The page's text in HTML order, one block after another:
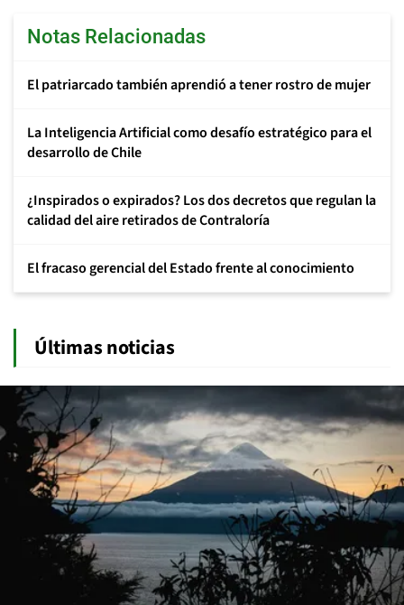
Notas Relacionadas
El patriarcado también aprendió a tener rostro de mujer
La Inteligencia Artificial como desafío estratégico para el
desarrollo de Chile
¿Inspirados o expirados? Los dos decretos que regulan la
calidad del aire retirados de Contraloría
El fracaso gerencial del Estado frente al conocimiento
Últimas noticias